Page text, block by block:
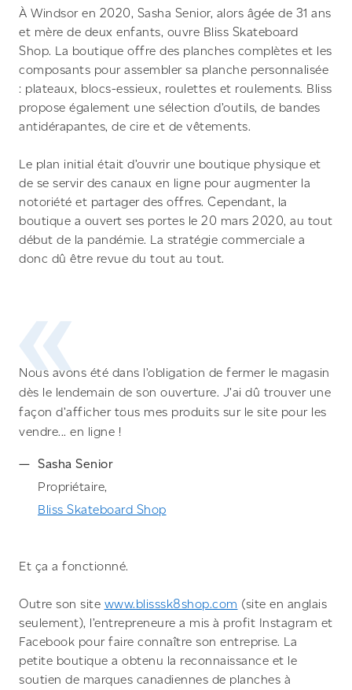
À Windsor en 2020, Sasha Senior, alors âgée de 31 ans
et mère de deux enfants, ouvre Bliss Skateboard
Shop. La boutique offre des planches complètes et les
composants pour assembler sa planche personnalisée
: plateaux, blocs-essieux, roulettes et roulements. Bliss
propose également une sélection d’outils, de bandes
antidérapantes, de cire et de vêtements.
Le plan initial était d’ouvrir une boutique physique et
de se servir des canaux en ligne pour augmenter la
notoriété et partager des offres. Cependant, la
boutique a ouvert ses portes le 20 mars 2020, au tout
début de la pandémie. La stratégie commerciale a
donc dû être revue du tout au tout.
Nous avons été dans l’obligation de fermer le magasin
dès le lendemain de son ouverture. J’ai dû trouver une
façon d’afficher tous mes produits sur le site pour les
vendre... en ligne !
Sasha Senior
Propriétaire,
Bliss Skateboard Shop
Et ça a fonctionné.
Outre son site www.blisssk8shop.com (site en anglais
seulement), l’entrepreneure a mis à profit Instagram et
Facebook pour faire connaître son entreprise. La
petite boutique a obtenu la reconnaissance et le
soutien de marques canadiennes de planches à